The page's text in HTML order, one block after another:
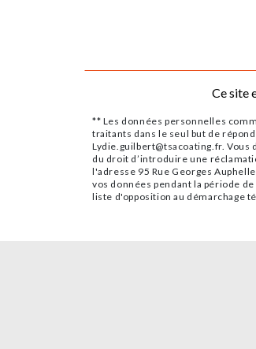
Ce site
** Les données personnelles
traitants dans le seul but de
Lydie.guilbert@tsacoating.fr.
du droit d’introduire une
l'adresse 95 Rue Georges
vos données pendant la période
liste d'opposition au démarchage